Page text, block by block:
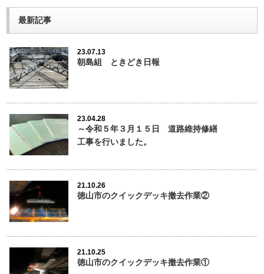
最新記事
23.07.13
朝島組 ときどき日報
23.04.28
～令和５年３月１５日 道路維持修繕
工事を行いました。
21.10.26
徳山市のクイックデッキ撤去作業②
21.10.25
徳山市のクイックデッキ撤去作業①